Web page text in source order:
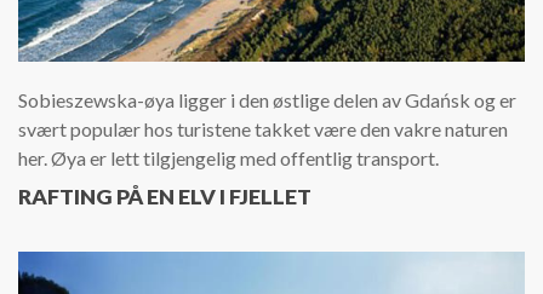
Sobieszewska-øya ligger i den østlige delen av Gdańsk og er
svært populær hos turistene takket være den vakre naturen
her. Øya er lett tilgjengelig med offentlig transport.
RAFTING PÅ EN ELV I FJELLET